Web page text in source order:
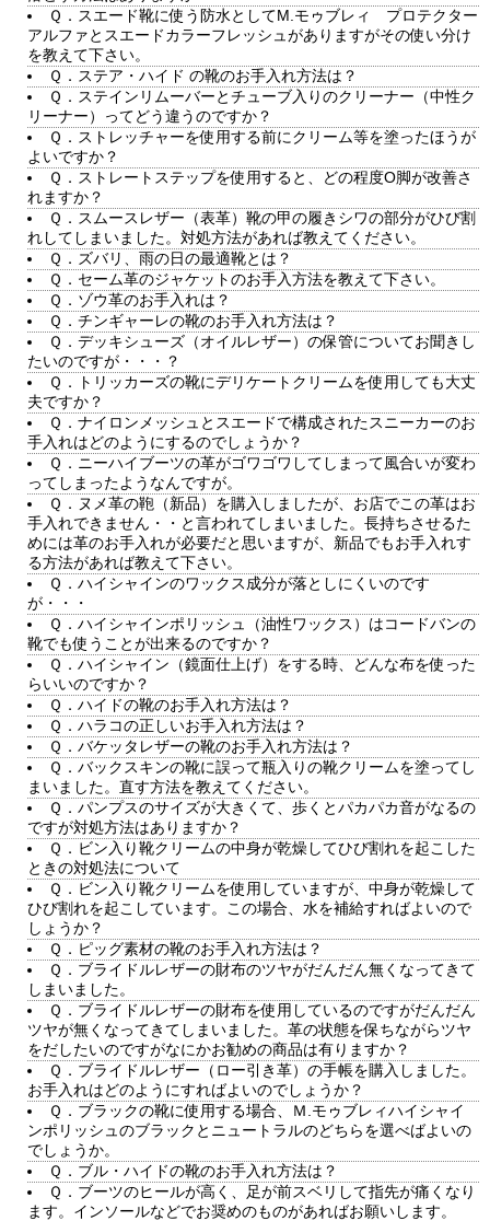
Ｑ．スエード靴に使う防水としてM.モゥブレィ プロテクター
アルファとスエードカラーフレッシュがありますがその使い分け
を教えて下さい。
Ｑ．ステア・ハイド の靴のお手入れ方法は？
Ｑ．ステインリムーバーとチューブ入りのクリーナー（中性ク
リーナー）ってどう違うのですか？
Ｑ．ストレッチャーを使用する前にクリーム等を塗ったほうが
よいですか？
Ｑ．ストレートステップを使用すると、どの程度O脚が改善さ
れますか？
Ｑ．スムースレザー（表革）靴の甲の履きシワの部分がひび割
れしてしまいました。対処方法があれば教えてください。
Ｑ．ズバリ、雨の日の最適靴とは？
Ｑ．セーム革のジャケットのお手入方法を教えて下さい。
Ｑ．ゾウ革のお手入れは？
Ｑ．チンギャーレの靴のお手入れ方法は？
Ｑ．デッキシューズ（オイルレザー）の保管についてお聞きし
たいのですが・・・？
Ｑ．トリッカーズの靴にデリケートクリームを使用しても大丈
夫ですか？
Ｑ．ナイロンメッシュとスエードで構成されたスニーカーのお
手入れはどのようにするのでしょうか？
Ｑ．ニーハイブーツの革がゴワゴワしてしまって風合いが変わ
ってしまったようなんですが。
Ｑ．ヌメ革の鞄（新品）を購入しましたが、お店でこの革はお
手入れできません・・と言われてしまいました。長持ちさせるた
めには革のお手入れが必要だと思いますが、新品でもお手入れす
る方法があれば教えて下さい。
Ｑ．ハイシャインのワックス成分が落としにくいのです
が・・・
Ｑ．ハイシャインポリッシュ（油性ワックス）はコードバンの
靴でも使うことが出来るのですか？
Ｑ．ハイシャイン（鏡面仕上げ）をする時、どんな布を使った
らいいのですか？
Ｑ．ハイドの靴のお手入れ方法は？
Ｑ．ハラコの正しいお手入れ方法は？
Ｑ．バケッタレザーの靴のお手入れ方法は？
Ｑ．バックスキンの靴に誤って瓶入りの靴クリームを塗ってし
まいました。直す方法を教えてください。
Ｑ．パンプスのサイズが大きくて、歩くとパカパカ音がなるの
ですが対処方法はありますか？
Ｑ．ビン入り靴クリームの中身が乾燥してひび割れを起こした
ときの対処法について
Ｑ．ビン入り靴クリームを使用していますが、中身が乾燥して
ひび割れを起こしています。この場合、水を補給すればよいので
しょうか？
Ｑ．ピッグ素材の靴のお手入れ方法は？
Ｑ．ブライドルレザーの財布のツヤがだんだん無くなってきて
しまいました。
Ｑ．ブライドルレザーの財布を使用しているのですがだんだん
ツヤが無くなってきてしまいました。革の状態を保ちながらツヤ
をだしたいのですがなにかお勧めの商品は有りますか？
Ｑ．ブライドルレザー（ロー引き革）の手帳を購入しました。
お手入れはどのようにすればよいのでしょうか？
Ｑ．ブラックの靴に使用する場合、Ｍ.モゥブレィハイシャイ
ンポリッシュのブラックとニュートラルのどちらを選べばよいの
でしょうか。
Ｑ．ブル・ハイドの靴のお手入れ方法は？
Ｑ．ブーツのヒールが高く、足が前スベリして指先が痛くなり
ます。インソールなどでお奨めのものがあればお願いします。